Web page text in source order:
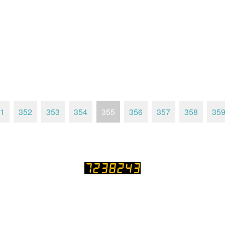
352 353 354 355 356 357 358 359